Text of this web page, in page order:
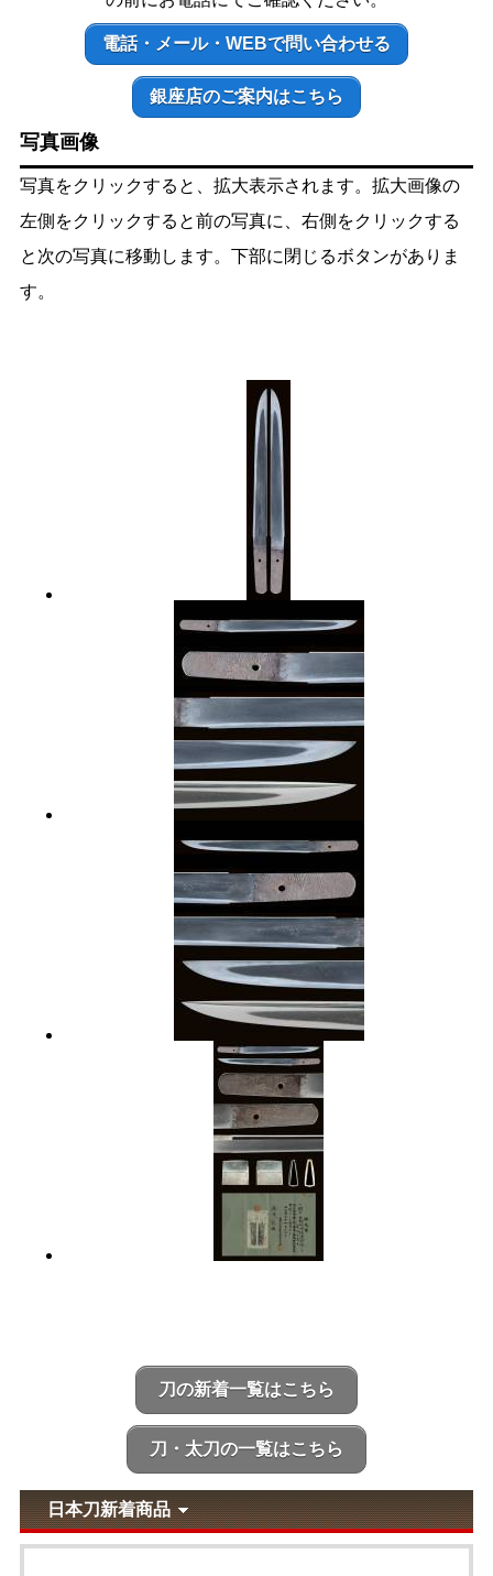
電話・メール・WEBで問い合わせる
銀座店のご案内はこちら
写真画像
写真をクリックすると、拡大表示されます。拡大画像の
左側をクリックすると前の写真に、右側をクリックする
と次の写真に移動します。下部に閉じるボタンがありま
す。
刀の新着一覧はこちら
刀・太刀の一覧はこちら
日本刀新着商品